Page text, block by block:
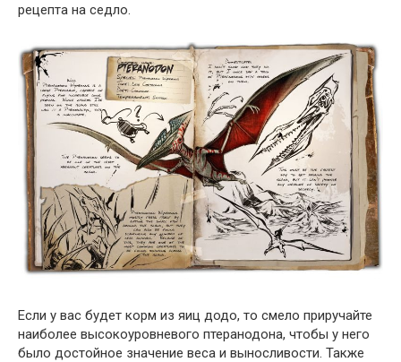
рецепта на седло.
Если у вас будет корм из яиц додо, то смело приручайте
наиболее высокоуровневого птеранодона, чтобы у него
было достойное значение веса и выносливости. Также